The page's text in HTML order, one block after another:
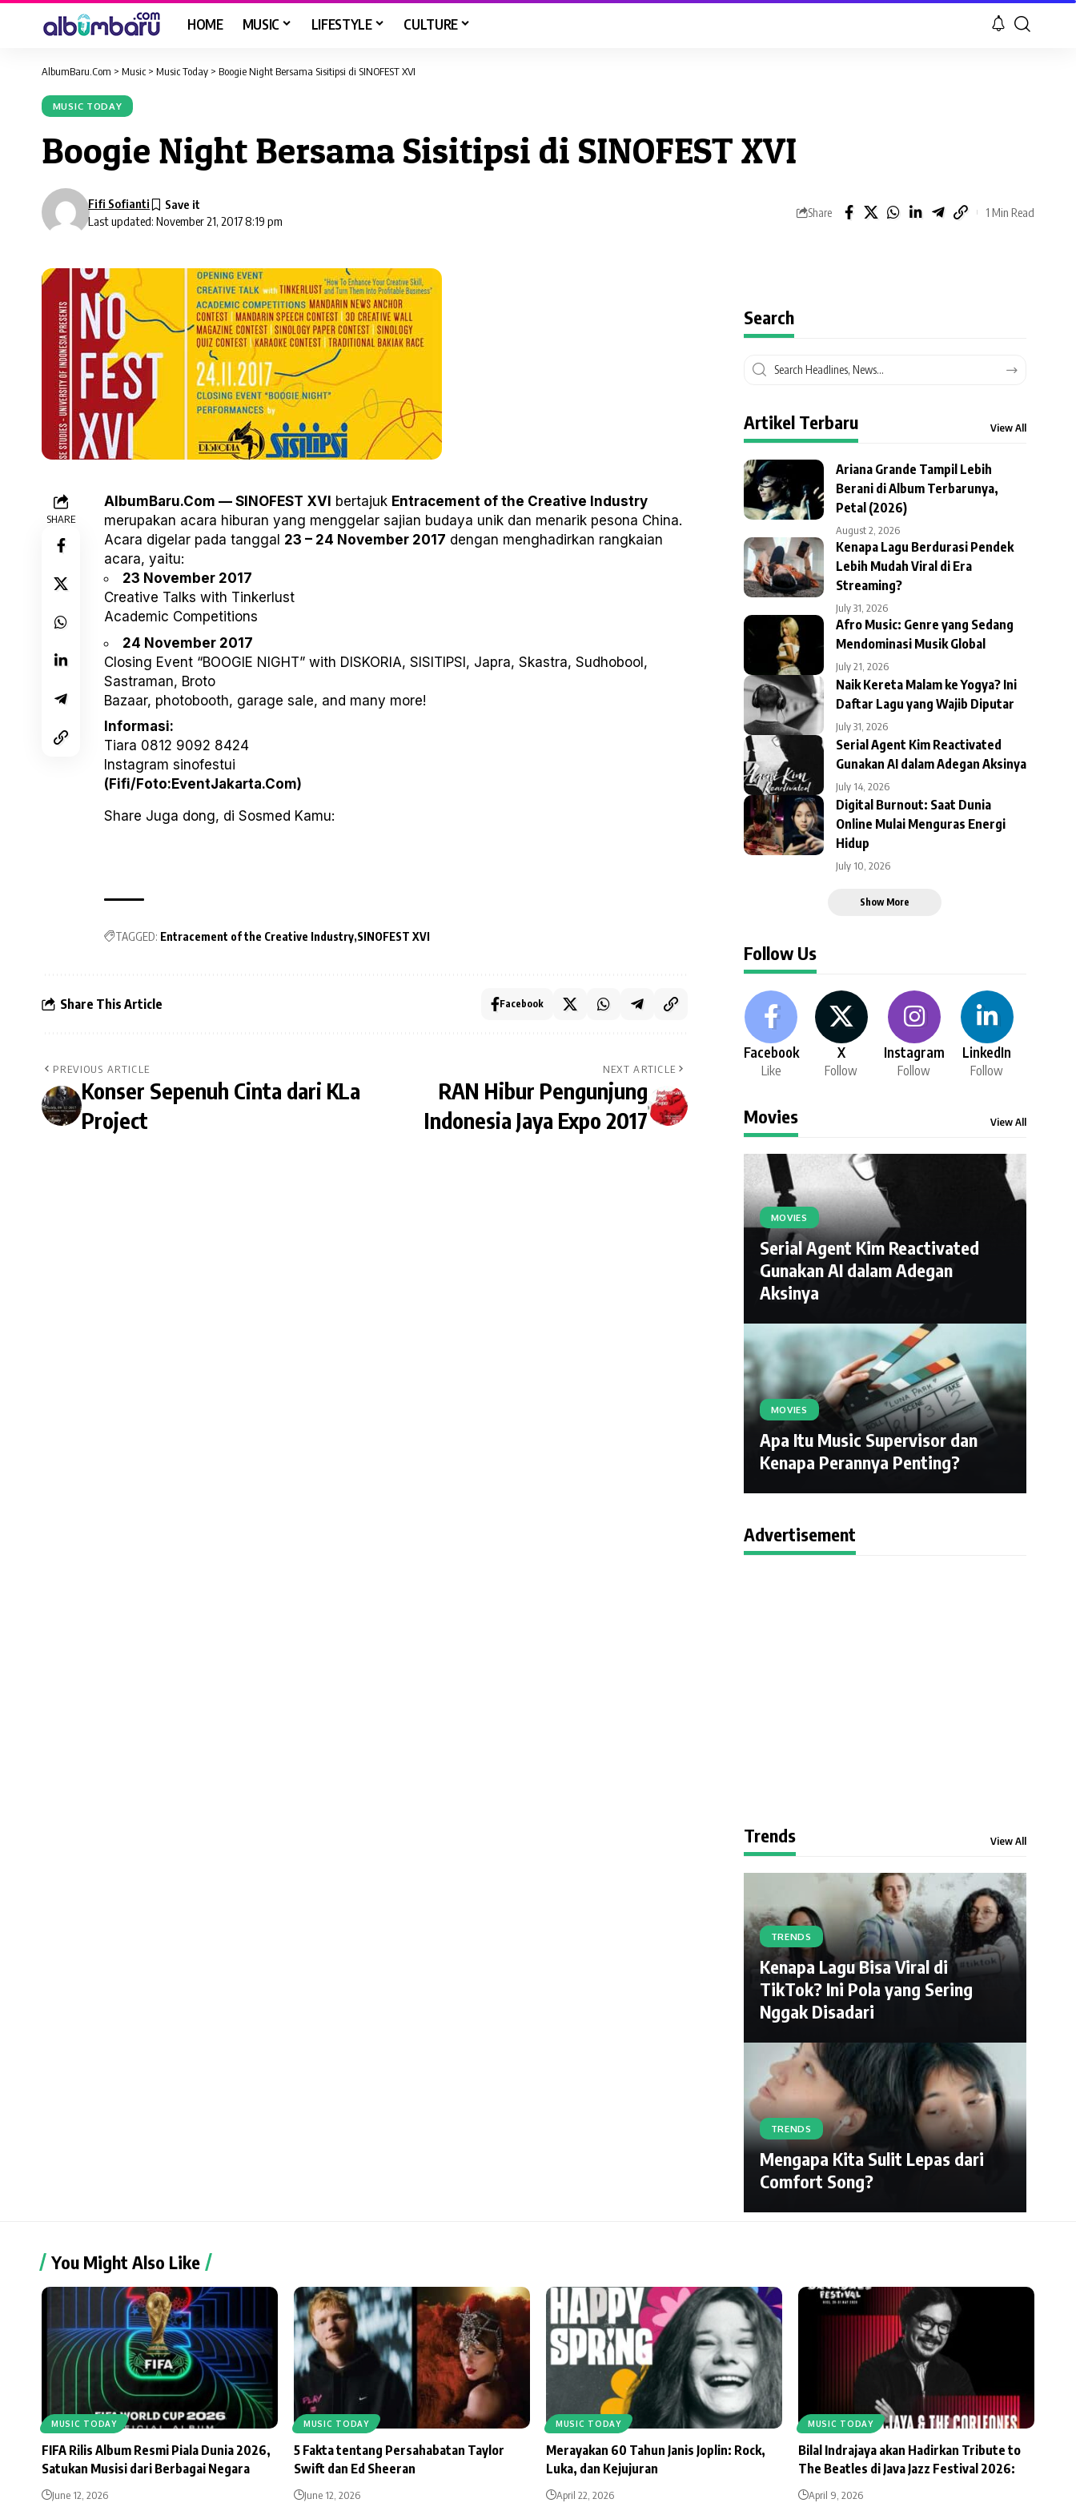
HOME MUSIC LIFESTYLE CULTURE
AlbumBaru.Com > Music > Music Today > Boogie Night Bersama Sisitipsi di SINOFEST XVI
MUSIC TODAY
Boogie Night Bersama Sisitipsi di SINOFEST XVI
Last updated: November 21, 2017 8:19 pm
Fifi Sofianti
Share 1 Min Read
SHARE
AlbumBaru.Com — SINOFEST XVI bertajuk Entracement of the Creative Industry
merupakan acara hiburan yang menggelar sajian budaya unik dan menarik pesona China.
Acara digelar pada tanggal 23 – 24 November 2017 dengan menghadirkan rangkaian
acara, yaitu:
23 November 2017
Creative Talks with Tinkerlust
Academic Competitions
24 November 2017
Closing Event “BOOGIE NIGHT” with DISKORIA, SISITIPSI, Japra, Skastra, Sudhobool,
Sastraman, Broto
Bazaar, photobooth, garage sale, and many more!
Informasi:
Tiara 0812 9092 8424
Instagram sinofestui
(Fifi/Foto:EventJakarta.Com)
Share Juga dong, di Sosmed Kamu:
TAGGED: Entracement of the Creative Industry SINOFEST XVI
Share This Article Facebook
PREVIOUS ARTICLE
Konser Sepenuh Cinta dari KLa
Project
NEXT ARTICLE
RAN Hibur Pengunjung
Indonesia Jaya Expo 2017
Search
Artikel Terbaru View All
Ariana Grande Tampil Lebih
Berani di Album Terbarunya,
Petal (2026)
August 2, 2026
Kenapa Lagu Berdurasi Pendek
Lebih Mudah Viral di Era
Streaming?
July 31, 2026
Afro Music: Genre yang Sedang
Mendominasi Musik Global
July 21, 2026
Naik Kereta Malam ke Yogya? Ini
Daftar Lagu yang Wajib Diputar
July 31, 2026
Serial Agent Kim Reactivated
Gunakan AI dalam Adegan Aksinya
July 14, 2026
Digital Burnout: Saat Dunia
Online Mulai Menguras Energi
Hidup
July 10, 2026
Show More
Follow Us
Facebook
Like
X
Follow
Instagram
Follow
LinkedIn
Follow
Movies View All
MOVIES
Serial Agent Kim Reactivated
Gunakan AI dalam Adegan
Aksinya
MOVIES
Apa Itu Music Supervisor dan
Kenapa Perannya Penting?
Advertisement
Trends View All
TRENDS
Kenapa Lagu Bisa Viral di
TikTok? Ini Pola yang Sering
Nggak Disadari
TRENDS
Mengapa Kita Sulit Lepas dari
Comfort Song?
You Might Also Like
MUSIC TODAY
FIFA Rilis Album Resmi Piala Dunia 2026,
Satukan Musisi dari Berbagai Negara
June 12, 2026
MUSIC TODAY
5 Fakta tentang Persahabatan Taylor
Swift dan Ed Sheeran
June 12, 2026
MUSIC TODAY
Merayakan 60 Tahun Janis Joplin: Rock,
Luka, dan Kejujuran
April 22, 2026
MUSIC TODAY
Bilal Indrajaya akan Hadirkan Tribute to
The Beatles di Java Jazz Festival 2026:
April 9, 2026